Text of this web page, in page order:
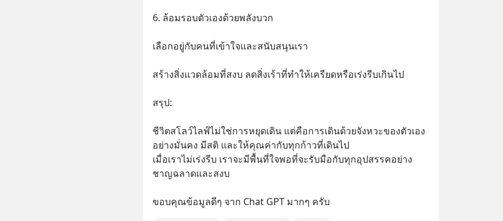
6. ล้อมรอบตัวเองด้วยพลังบวก
เลือกอยู่กับคนที่เข้าใจและสนับสนุนเรา
สร้างสิ่งแวดล้อมที่สงบ ลดสิ่งเร้าที่ทำให้เครียดหรือเร่งรีบเกินไป
สรุป:
ชีวิตสโลว์ไลฟ์ไม่ใช่การหยุดเดิน แต่คือการเดินด้วยจังหวะของตัวเอง
อย่างมั่นคง มีสติ และให้คุณค่ากับทุกก้าวที่เดินไป
เมื่อเราไม่เร่งรีบ เราจะมีพื้นที่ใจพอที่จะรับมือกับทุกอุปสรรคอย่าง
ชาญฉลาดและสงบ
ขอบคุณข้อมูลดีๆ จาก Chat GPT มากๆ ครับ